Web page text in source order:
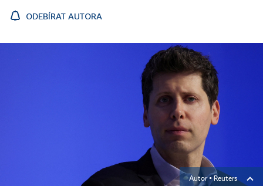
ODEBÍRAT AUTORA
Autor ▪ Reuters